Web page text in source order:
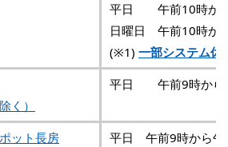
平日 午前10時か
日曜日 午前10時か
(※1) 一部システム休
く）
平日 午前9時から
ット長房
平日 午前9時から午